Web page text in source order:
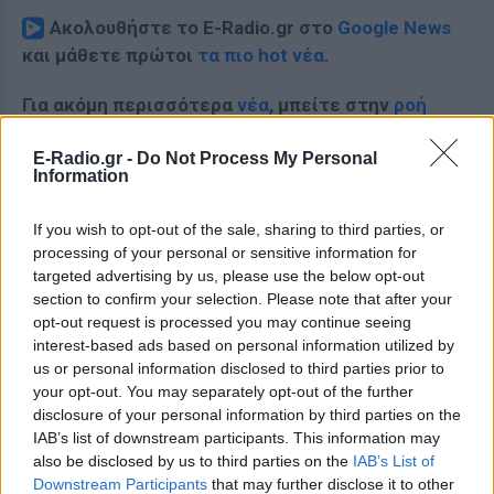
E-Radio.gr - Do Not Process My Personal
Information
If you wish to opt-out of the sale, sharing to third parties, or
processing of your personal or sensitive information for
targeted advertising by us, please use the below opt-out
section to confirm your selection. Please note that after your
opt-out request is processed you may continue seeing
interest-based ads based on personal information utilized by
us or personal information disclosed to third parties prior to
your opt-out. You may separately opt-out of the further
disclosure of your personal information by third parties on the
IAB’s list of downstream participants. This information may
also be disclosed by us to third parties on the IAB’s List of
Downstream Participants that may further disclose it to other
Ακολουθήστε το E-Radio.gr στο Google News
και μάθετε πρώτοι τα πιο hot νέα.
Για ακόμη περισσότερα νέα, μπείτε στην ροή
Ακολουθήστε το E-Radio.gr και στο Instagram
ΔΙΑΦΗΜΙΣΗ